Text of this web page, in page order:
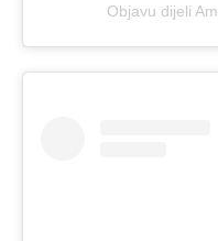
Objavu dijeli